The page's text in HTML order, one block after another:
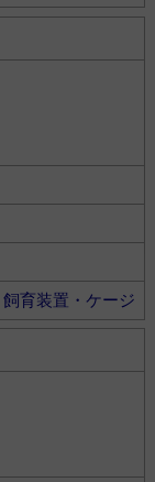
飼育装置・ケージ